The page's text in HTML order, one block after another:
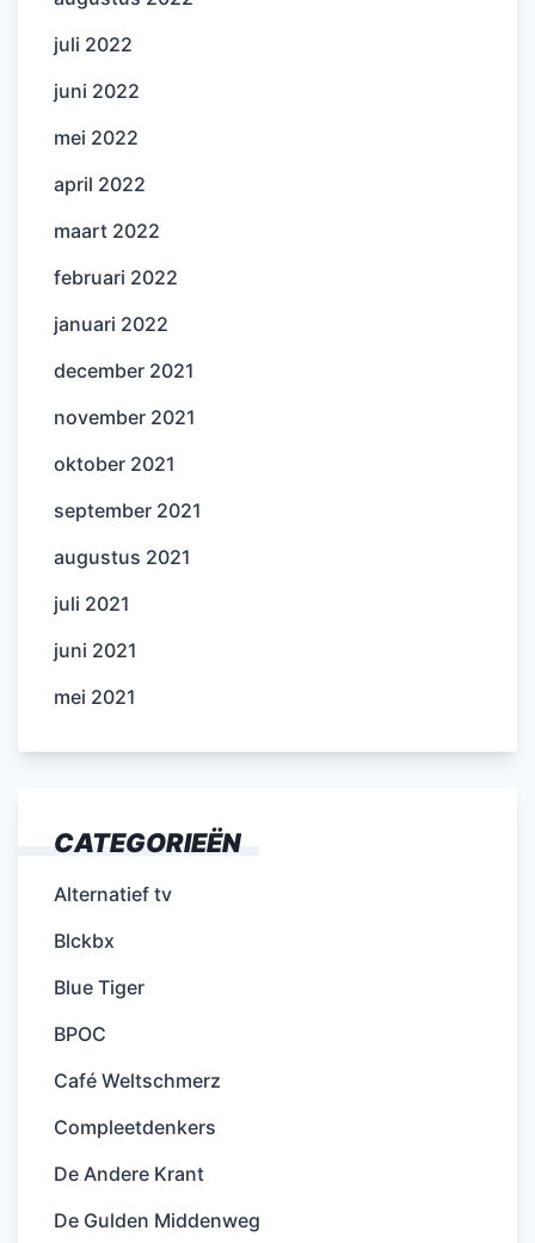
juli 2022
juni 2022
mei 2022
april 2022
maart 2022
februari 2022
januari 2022
december 2021
november 2021
oktober 2021
september 2021
augustus 2021
juli 2021
juni 2021
mei 2021
CATEGORIEËN
Alternatief tv
Blckbx
Blue Tiger
BPOC
Café Weltschmerz
Compleetdenkers
De Andere Krant
De Gulden Middenweg